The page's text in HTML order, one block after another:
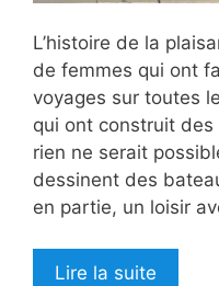
L’histoire de la
de femmes qui ont
voyages sur toutes
qui ont construit
rien ne serait
dessinent des
en partie, un loisir
Lire la suite